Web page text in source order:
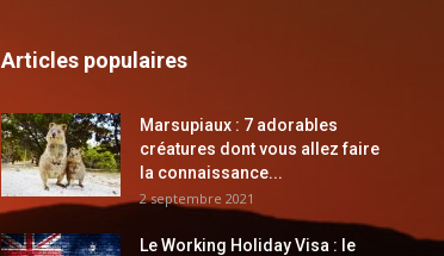
Articles populaires
Marsupiaux : 7 adorables
créatures dont vous allez faire
la connaissance...
2 septembre 2021
Le Working Holiday Visa : le